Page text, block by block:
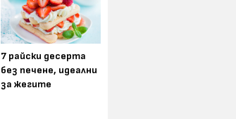
7 райски десерта
без печене, идеални
за жегите